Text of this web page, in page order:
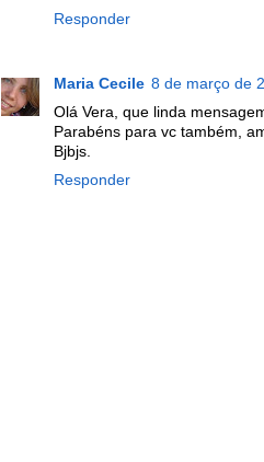
Responder
Maria Cecile 8 de março de
Olá Vera, que linda
Parabéns para vc também,
Bjbjs.
Responder